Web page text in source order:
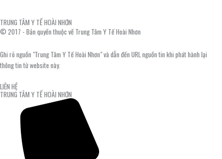
TRUNG TÂM Y TẾ HOÀI NHƠN
© 2017 - Bản quyền thuộc về Trung Tâm Y Tế Hoài Nhơn
Ghi rõ nguồn "Trung Tâm Y Tế Hoài Nhơn" và dẫn đến URL nguồn tin khi phát hành lại
thông tin từ website này.
LIÊN HỆ
TRUNG TÂM Y TẾ HOÀI NHƠN